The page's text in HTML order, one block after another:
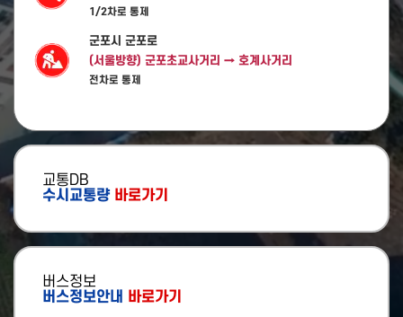
[안산시청] 성안고사거리 교통환경 개선사업 완료
1/2차로 통제
군포시 군포로
(서울방향) 군포초교사거리 → 호계사거리
전차로 통제
(봉담방향) 의왕터널 → 의왕IC
1/2차로 통제
(과천방향) 의왕IC → 의왕터널
봉담과천로
1정보없음차로 통제
교통DB
수시교통량 바로가기
버스정보
버스정보안내
바로가기